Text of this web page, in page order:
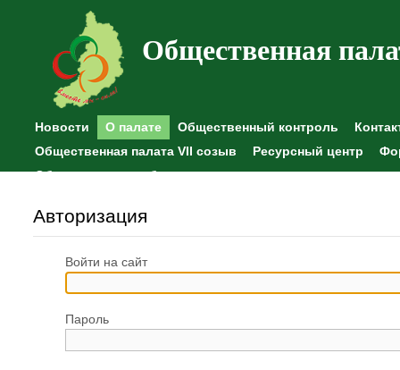
Общественная
Новости О палате Общественный контроль
Общественная палата VII созыв
Ресурсный центр
Общественные наблюдения
Авторизация
Войти на сайт
Пароль